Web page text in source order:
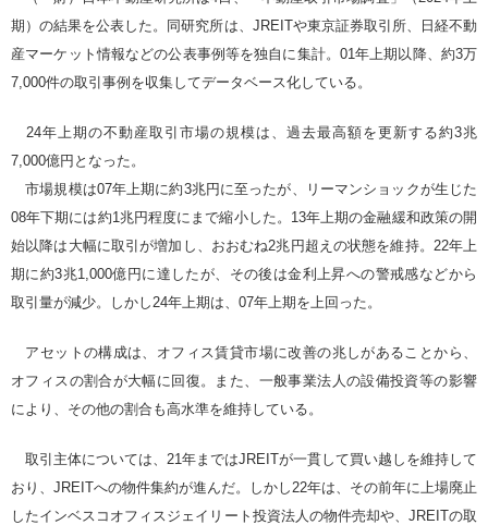
期）の結果を公表した。同研究所は、JREITや東京証券取引所、日経不動
産マーケット情報などの公表事例等を独自に集計。01年上期以降、約3万
7,000件の取引事例を収集してデータベース化している。
24年上期の不動産取引市場の規模は、過去最高額を更新する約3兆
7,000億円となった。
市場規模は07年上期に約3兆円に至ったが、リーマンショックが生じた
08年下期には約1兆円程度にまで縮小した。13年上期の金融緩和政策の開
始以降は大幅に取引が増加し、おおむね2兆円超えの状態を維持。22年上
期に約3兆1,000億円に達したが、その後は金利上昇への警戒感などから
取引量が減少。しかし24年上期は、07年上期を上回った。
アセットの構成は、オフィス賃貸市場に改善の兆しがあることから、
オフィスの割合が大幅に回復。また、一般事業法人の設備投資等の影響
により、その他の割合も高水準を維持している。
取引主体については、21年まではJREITが一貫して買い越しを維持して
おり、JREITへの物件集約が進んだ。しかし22年は、その前年に上場廃止
したインベスコオフィスジェイリート投資法人の物件売却や、JREITの取